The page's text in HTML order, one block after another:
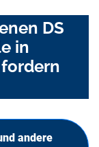
DS
in
andere